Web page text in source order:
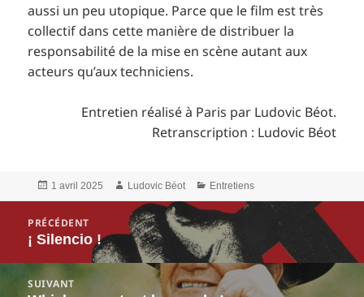
aussi un peu utopique. Parce que le film est très
collectif dans cette manière de distribuer la
responsabilité de la mise en scène autant aux
acteurs qu’aux techniciens.
Entretien réalisé à Paris par Ludovic Béot.
Retranscription : Ludovic Béot
Publié
le
1 avril 2025 Auteur
Ludovic Béot Catégories
Entretiens
l’article
PRÉCÉDENT
Article
précédent :
¡ Silencio !
SUIVANT